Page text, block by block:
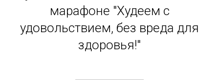
марафоне "Худеем с
удовольствием, без вреда для
здоровья!"